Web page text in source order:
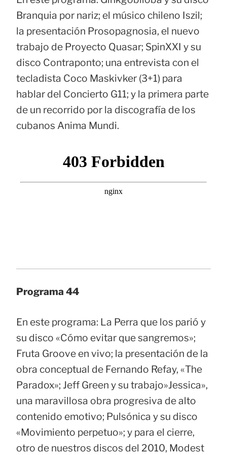
Branquia por nariz; el músico chileno Iszil;
la presentación Prosopagnosia, el nuevo
trabajo de Proyecto Quasar; SpinXXI y su
disco Contraponto; una entrevista con el
tecladista Coco Maskivker (3+1) para
hablar del Concierto G11; y la primera parte
de un recorrido por la discografía de los
cubanos Anima Mundi.
Programa 44
En este programa: La Perra que los parió y
su disco «Cómo evitar que sangremos»;
Fruta Groove en vivo; la presentación de la
obra conceptual de Fernando Refay, «The
Paradox»; Jeff Green y su trabajo»Jessica»,
una maravillosa obra progresiva de alto
contenido emotivo; Pulsónica y su disco
«Movimiento perpetuo»; y para el cierre,
otro de nuestros discos del 2010, Modest